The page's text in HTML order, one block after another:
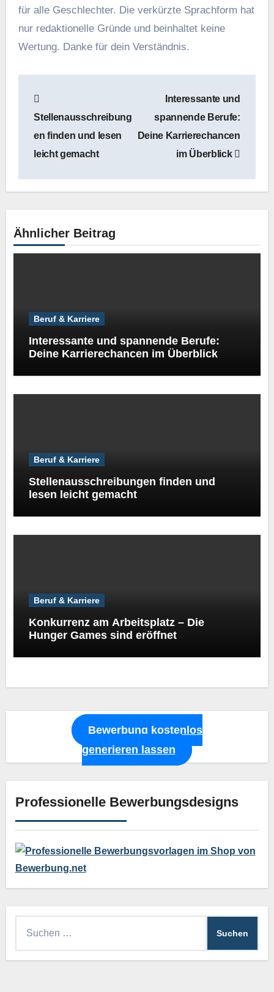
für alle Geschlechter. Die verkürzte Sprachform hat
nur redaktionelle Gründe und beinhaltet keine
Wertung. Danke für dein Verständnis.
Stellenausschreibung
en finden und lesen
leicht gemacht
Interessante und
spannende Berufe:
Deine Karrierechancen
im Überblick
Ähnlicher Beitrag
Beruf & Karriere
Interessante und spannende Berufe:
Deine Karrierechancen im Überblick
Beruf & Karriere
Stellenausschreibungen finden und
lesen leicht gemacht
Beruf & Karriere
Konkurrenz am Arbeitsplatz – Die
Hunger Games sind eröffnet
Bewerbung kostenlos
generieren lassen
Professionelle Bewerbungsdesigns